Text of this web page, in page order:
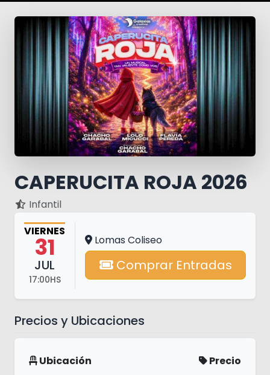
CAPERUCITA ROJA 2026
Infantil
VIERNES
31
JUL
17:00HS
Lomas Coliseo
Comprar Entradas
Precios y Ubicaciones
Ubicación
Precio